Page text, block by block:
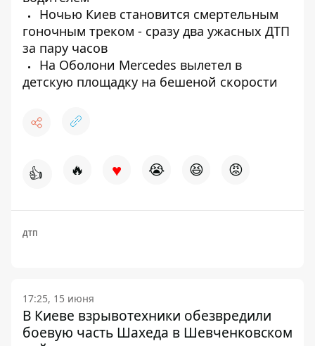
Ночью Киев становится смертельным
гоночным треком - сразу два ужасных ДТП
за пару часов
На Оболони Mercedes вылетел в
детскую площадку на бешеной скорости
👍 🔥 ♥ 😭 😆 😡
ДТП
17:25, 15 июня
В Киеве взрывотехники обезвредили
боевую часть Шахеда в Шевченковском